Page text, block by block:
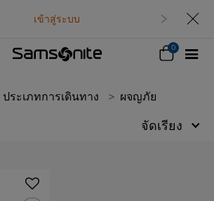
เข้าสู่ระบบ
0
ประเภทการเดินทาง ผจญภัย
จัดเรียง